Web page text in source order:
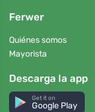
Ferwer
Quiénes somos
Mayorista
Descarga la app
Get it on
Google Play